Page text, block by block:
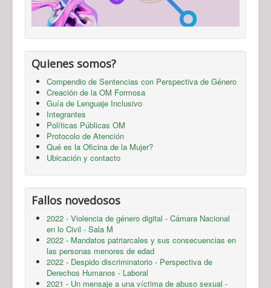
Quienes somos?
Compendio de Sentencias con Perspectiva de Género
Creación de la OM Formosa
Guía de Lenguaje Inclusivo
Integrantes
Políticas Públicas OM
Protocolo de Atención
Qué es la Oficina de la Mujer?
Ubicación y contacto
Fallos novedosos
2022 - Violencia de género digital - Cámara Nacional
en lo Civil - Sala M
2022 - Mandatos patriarcales y sus consecuencias en
las personas menores de edad
2022 - Despido discriminatorio - Perspectiva de
Derechos Humanos - Laboral
2021 - Un mensaje a una víctima de abuso sexual -